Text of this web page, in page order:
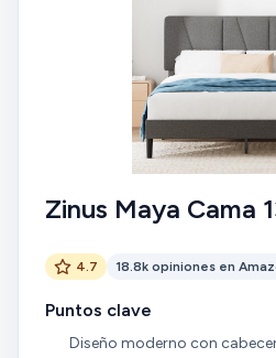
Zinus Maya Cama
4.7 18.8k opiniones en
Puntos clave
Diseño moderno con